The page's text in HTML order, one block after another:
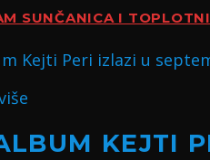
SUNČANICA I
KEJTI